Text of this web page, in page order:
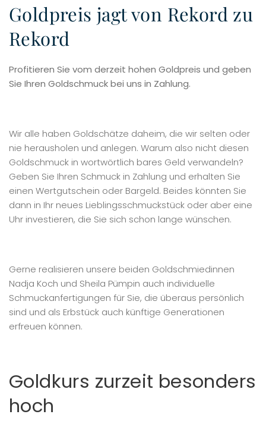
Goldpreis jagt von Rekord zu
Rekord
Profitieren Sie vom derzeit hohen Goldpreis und geben
Sie Ihren Goldschmuck bei uns in Zahlung.
Wir alle haben Goldschätze daheim, die wir selten oder
nie herausholen und anlegen. Warum also nicht diesen
Goldschmuck in wortwörtlich bares Geld verwandeln?
Geben Sie Ihren Schmuck in Zahlung und erhalten Sie
einen Wertgutschein oder Bargeld. Beides könnten Sie
dann in Ihr neues Lieblingsschmuckstück oder aber eine
Uhr investieren, die Sie sich schon lange wünschen.
Gerne realisieren unsere beiden Goldschmiedinnen
Nadja Koch und Sheila Pümpin auch individuelle
Schmuckanfertigungen für Sie, die überaus persönlich
sind und als Erbstück auch künftige Generationen
erfreuen können.
Goldkurs zurzeit besonders
hoch